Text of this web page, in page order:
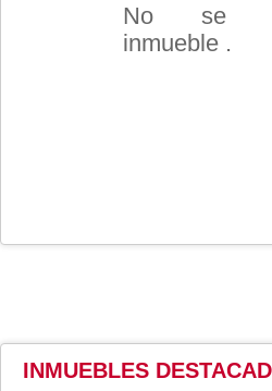
No se
inmueble .
INMUEBLES